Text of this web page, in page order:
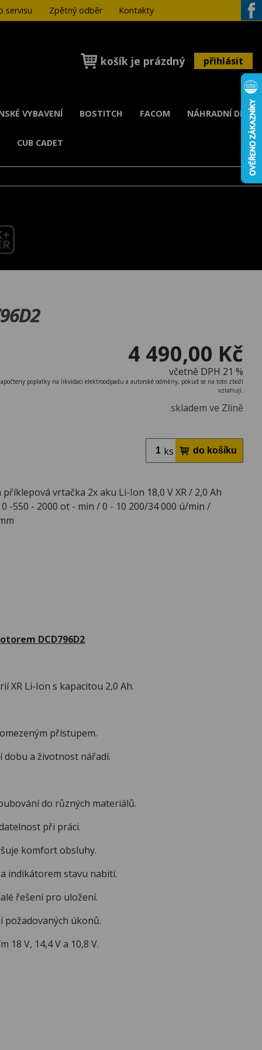
servisu Zpětný odběr
Kontakty
košík je prázdný přihlásit
VYBAVENÍ BOSTITCH FACOM NÁHRADNÍ DÍLY
CUB CADET
4 490,00 Kč
včetně DPH 21 %
poplatky na likvidaci elektroodpadu a autorské odměny, pokud se na toto zboží
vztahují.
skladem ve Zlíně
ks
vrtačka 2x aku Li-Ion 18,0 V XR / 2,0 Ah
-550 - 2000 ot - min / 0 - 10 200/34 000 ú/min /
DCD796D2
Li-Ion s kapacitou 2,0 Ah.
přístupem.
a životnost nářadí.
do různých materiálů.
při práci.
komfort obsluhy.
stavu nabití.
řešení pro uložení.
úkonů.
V, 14,4 V a 10,8 V.